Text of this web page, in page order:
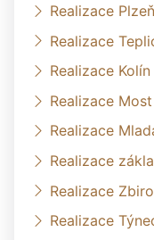
Realizace Plzeň
Realizace
Realizace Kolín
Realizace Most
Realizace
Realizace
Realizace
Realizace